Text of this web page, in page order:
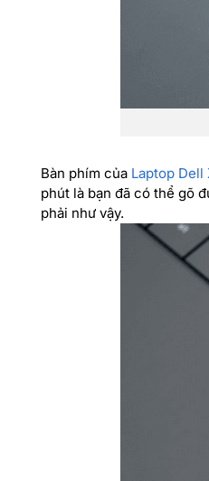
Bàn phím của Laptop Dell
phút là bạn đã có thể gõ
phải như vậy.